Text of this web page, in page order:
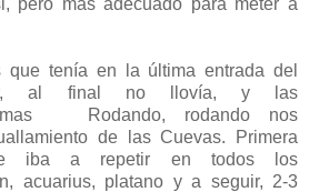
que tenía en la última entrada del
al final no llovía, y las
Rodando, rodando nos
de las Cuevas. Primera
iba a repetir en todos los
acuarius, platano y a seguir, 2-3